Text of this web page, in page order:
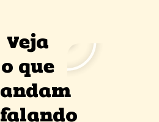
Veja
o que
andam
falando